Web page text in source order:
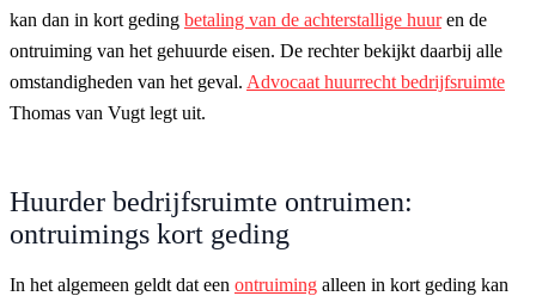
kan dan in kort geding betaling van de achterstallige huuren de
ontruiming van het gehuurde eisen. De rechter bekijkt daarbij alle
omstandigheden van het geval. Advocaat huurrecht bedrijfsruimte
Thomas van Vugt legt uit.
Huurder bedrijfsruimte ontruimen:
ontruimings kort geding
In het algemeen geldt dat een ontruiming alleen in kort geding kan